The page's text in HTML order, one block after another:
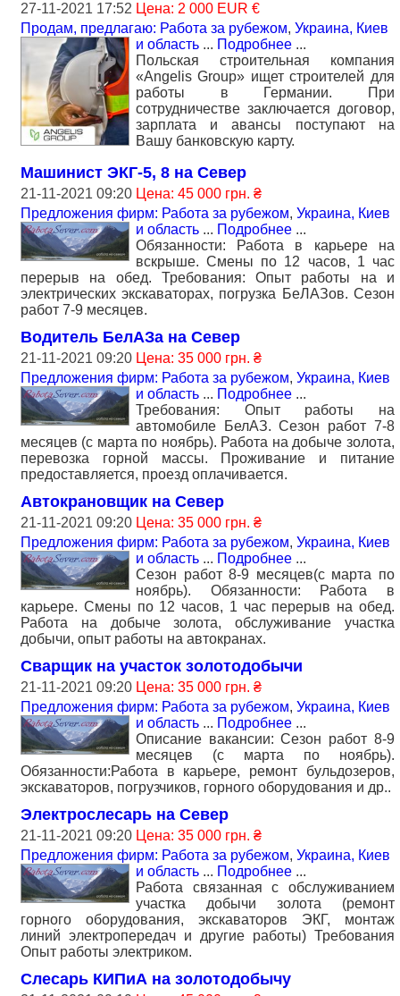
27-11-2021 17:52 Цена: 2 000 EUR €
Продам, предлагаю: Работа за рубежом, Украина, Киев
и область ... Подробнее ...
Польская строительная компания
«Angelis Group» ищет строителей для
работы в Германии. При
сотрудничестве заключается договор,
зарплата и авансы поступают на
Вашу банковскую карту.
Машинист ЭКГ-5, 8 на Север
21-11-2021 09:20 Цена: 45 000 грн. ₴
Предложения фирм: Работа за рубежом, Украина, Киев
и область ... Подробнее ...
Обязанности: Работа в карьере на
вскрыше. Смены по 12 часов, 1 час
перерыв на обед. Требования: Опыт работы на и
электрических экскаваторах, погрузка БеЛАЗов. Сезон
работ 7-9 месяцев.
Водитель БелАЗа на Север
21-11-2021 09:20 Цена: 35 000 грн. ₴
Предложения фирм: Работа за рубежом, Украина, Киев
и область ... Подробнее ...
Требования: Опыт работы на
автомобиле БелАЗ. Сезон работ 7-8
месяцев (с марта по ноябрь). Работа на добыче золота,
перевозка горной массы. Проживание и питание
предоставляется, проезд оплачивается.
Автокрановщик на Север
21-11-2021 09:20 Цена: 35 000 грн. ₴
Предложения фирм: Работа за рубежом, Украина, Киев
и область ... Подробнее ...
Сезон работ 8-9 месяцев(с марта по
ноябрь). Обязанности: Работа в
карьере. Смены по 12 часов, 1 час перерыв на обед.
Работа на добыче золота, обслуживание участка
добычи, опыт работы на автокранах.
Сварщик на участок золотодобычи
21-11-2021 09:20 Цена: 35 000 грн. ₴
Предложения фирм: Работа за рубежом, Украина, Киев
и область ... Подробнее ...
Описание вакансии: Сезон работ 8-9
месяцев (с марта по ноябрь).
Обязанности:Работа в карьере, ремонт бульдозеров,
экскаваторов, погрузчиков, горного оборудования и др..
Электрослесарь на Север
21-11-2021 09:20 Цена: 35 000 грн. ₴
Предложения фирм: Работа за рубежом, Украина, Киев
и область ... Подробнее ...
Работа связанная с обслуживанием
участка добычи золота (ремонт
горного оборудования, экскаваторов ЭКГ, монтаж
линий электропередач и другие работы) Требования
Опыт работы электриком.
Слесарь КИПиА на золотодобычу